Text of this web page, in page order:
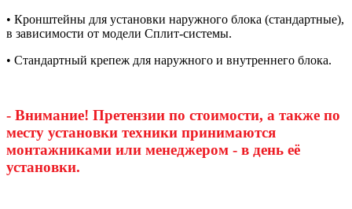
• Кронштейны для установки наружного блока (стандартные),
в зависимости от модели Сплит-системы.
• Стандартный крепеж для наружного и внутреннего блока.
- Внимание! Претензии по стоимости, а также по
месту установки техники принимаются
монтажниками или менеджером - в день её
установки.